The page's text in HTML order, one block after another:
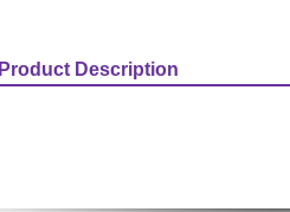
Product Description